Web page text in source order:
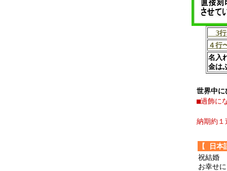
3行
４行
名入
金は
世界中に
■過飾に
納期約１
【 日
祝結婚
お幸せに